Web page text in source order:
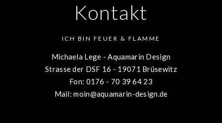
Kontakt
ICH BIN FEUER & FLAMME
Michaela Lege - Aquamarin Design
Strasse der DSF 16 - 19071 Brüsewitz
Fon: 0176 - 70 39 64 23
Mail: moin@aquamarin-design.de